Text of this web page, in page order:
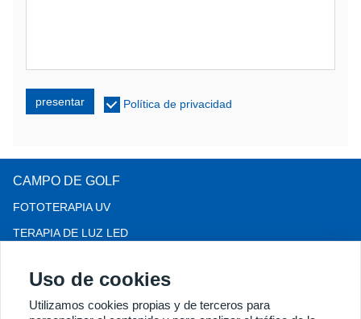
presentar Política de privacidad
CAMPO DE GOLF
FOTOTERAPIA UV
TERAPIA DE LUZ LED
COLPOSCOPIO
MÁS PRODUCTOS
Uso de cookies
Utilizamos cookies propias y de terceros para